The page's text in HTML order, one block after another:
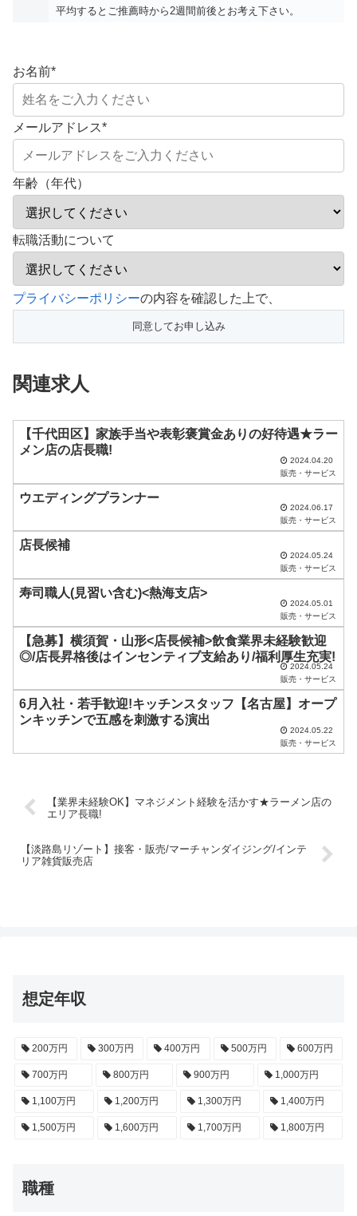
平均するとご推薦時から2週間前後とお考え下さい。
お名前*
メールアドレス*
年齢（年代）
転職活動について
こ
フ
ー
は
の
ま
し
だ
い
。
プライバシーポリシーの内容を確認した上で、
関連求人
【千代田区】家族手当や表彰褒賞金ありの好待遇★ラー
メン店の店長職!
2024.04.20
販売・サービス
ウエディングプランナー
2024.06.17
販売・サービス
店長候補
2024.05.24
販売・サービス
寿司職人(見習い含む)<熱海支店>
2024.05.01
販売・サービス
【急募】横須賀・山形<店長候補>飲食業界未経験歓迎
◎/店長昇格後はインセンティブ支給あり/福利厚生充実!
2024.05.24
販売・サービス
6月入社・若手歓迎!キッチンスタッフ【名古屋】オープ
ンキッチンで五感を刺激する演出
2024.05.22
販売・サービス
【業界未経験OK】マネジメント経験を活かす★ラーメン店の
エリア長職!
【淡路島リゾート】接客・販売/マーチャンダイジング/インテ
リア雑貨販売店
想定年収
200万円 300万円 400万円 500万円 600万円
700万円 800万円 900万円 1,000万円
1,100万円 1,200万円 1,300万円 1,400万円
1,500万円 1,600万円 1,700万円 1,800万円
職種